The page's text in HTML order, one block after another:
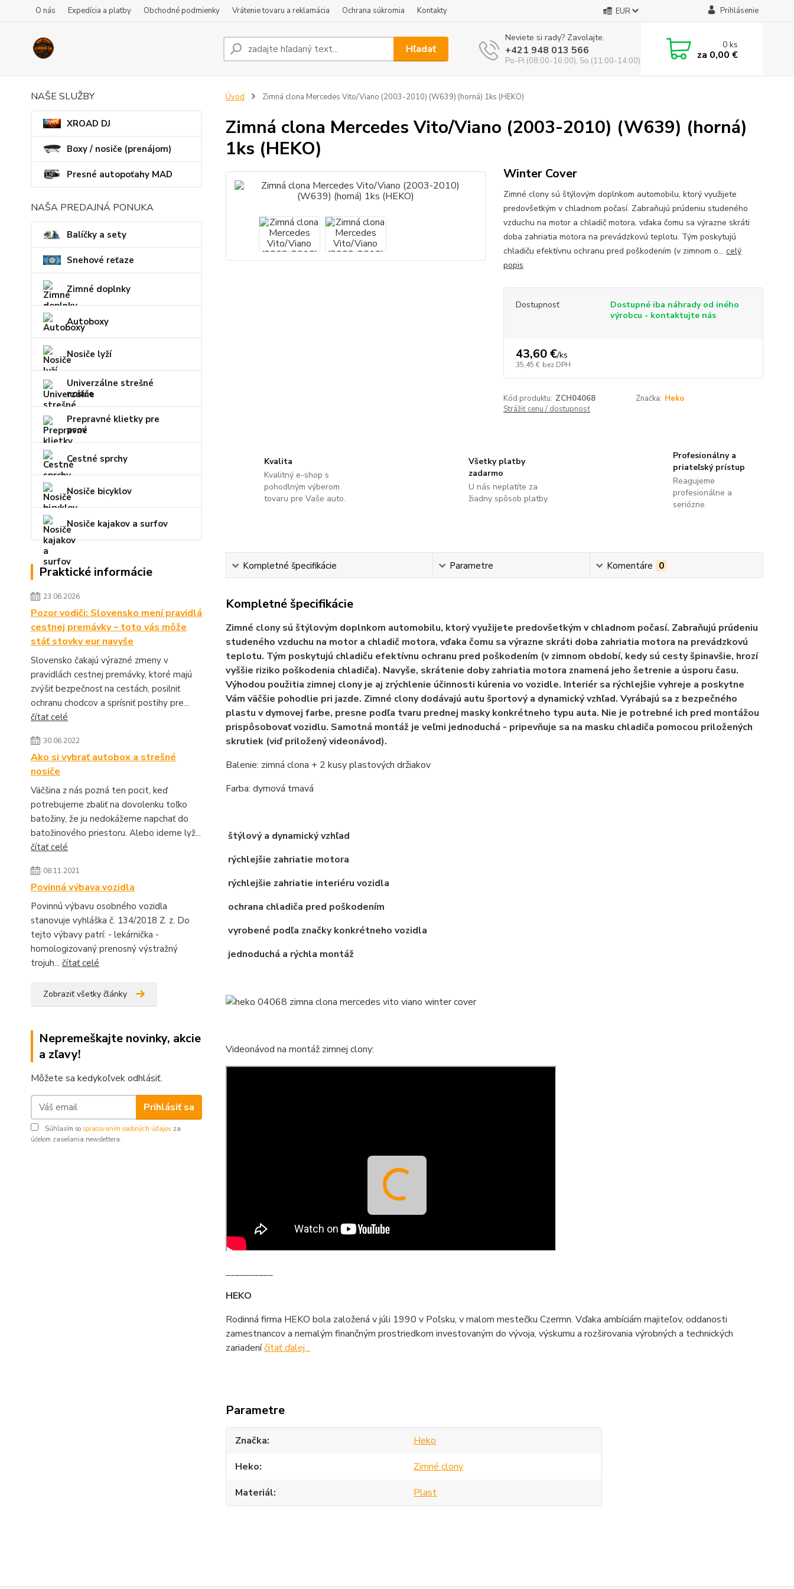
O nás Expedícia a platby Obchodné podmienky Vrátenie tovaru a reklamácia Ochrana súkromia Kontakty EUR Prihlásenie
Hľadať
Neviete si rady? Zavolajte.
+421 948 013 566
Po-Pi (08:00-16:00), So (11:00-14:00)
0ks
za 0,00 €
NAŠE SLUŽBY
XROAD DJ
Boxy / nosiče (prenájom)
Presné autopoťahy MAD
NAŠA PREDAJNÁ PONUKA
Balíčky a sety
Snehové reťaze
Zimné doplnky
Autoboxy
Nosiče lyží
Univerzálne strešné
nosiče
Prepravné klietky pre
psov
Cestné sprchy
Nosiče bicyklov
Nosiče kajakov a surfov
Praktické informácie
23.06.2026
Pozor vodiči: Slovensko mení pravidlá
cestnej premávky – toto vás môže
stáť stovky eur navyše
Slovensko čakajú výrazné zmeny v
pravidlách cestnej premávky, ktoré majú
zvýšiť bezpečnosť na cestách, posilniť
ochranu chodcov a sprísniť postihy pre...
čítať celé
30.06.2022
Ako si vybrať autobox a strešné
nosiče
Väčšina z nás pozná ten pocit, keď
potrebujeme zbaliť na dovolenku toľko
batožiny, že ju nedokážeme napchať do
batožinového priestoru. Alebo ideme lyž...
čítať celé
08.11.2021
Povinná výbava vozidla
Povinnú výbavu osobného vozidla
stanovuje vyhláška č. 134/2018 Z. z. Do
tejto výbavy patrí: - lekárnička -
homologizovaný prenosný výstražný
trojuh... čítať celé
Zobraziť všetky články
Nepremeškajte novinky, akcie
a zľavy!
Môžete sa kedykoľvek odhlásiť.
Prihlásiť sa
Súhlasím so spracovaním osobných údajov za
účelom zasielania newslettera.
Úvod Zimná clona Mercedes Vito/Viano (2003-2010) (W639) (horná) 1ks (HEKO)
Zimná clona Mercedes Vito/Viano (2003-2010) (W639) (horná)
1ks (HEKO)
Winter Cover
Zimné clony sú štýlovým doplnkom automobilu, ktorý využijete
predovšetkým v chladnom počasí. Zabraňujú prúdeniu studeného
vzduchu na motor a chladič motora, vďaka čomu sa výrazne skráti
doba zahriatia motora na prevádzkovú teplotu. Tým poskytujú
chladiču efektívnu ochranu pred poškodením (v zimnom o... celý
popis
Dostupnosť
Dostupné iba náhrady od iného
výrobcu - kontaktujte nás
43,60 €/ks
35,45 € bez DPH
Kód produktu: ZCH04068 Značka: Heko
Strážiť cenu / dostupnosť
Kvalita
Kvalitný e-shop s
pohodlným výberom
tovaru pre Vaše auto.
Všetky platby
zadarmo
U nás neplatíte za
žiadny spôsob platby.
Profesionálny a
priateľský prístup
Reagujeme
profesionálne a
seriózne.
Kompletné špecifikácie Parametre Komentáre 0
Kompletné špecifikácie
Zimné clony sú štýlovým doplnkom automobilu, ktorý využijete predovšetkým v chladnom počasí. Zabraňujú prúdeniu
studeného vzduchu na motor a chladič motora, vďaka čomu sa výrazne skráti doba zahriatia motora na prevádzkovú
teplotu. Tým poskytujú chladiču efektívnu ochranu pred poškodením (v zimnom období, kedy sú cesty špinavšie, hrozí
vyššie riziko poškodenia chladiča). Navyše, skrátenie doby zahriatia motora znamená jeho šetrenie a úsporu času.
Výhodou použitia zimnej clony je aj zrýchlenie účinnosti kúrenia vo vozidle. Interiér sa rýchlejšie vyhreje a poskytne
Vám väčšie pohodlie pri jazde. Zimné clony dodávajú autu športový a dynamický vzhľad. Vyrábajú sa z bezpečného
plastu v dymovej farbe, presne podľa tvaru prednej masky konkrétneho typu auta. Nie je potrebné ich pred montážou
prispôsobovať vozidlu. Samotná montáž je veľmi jednoduchá - pripevňuje sa na masku chladiča pomocou priložených
skrutiek (viď priložený videonávod).
Balenie: zimná clona + 2 kusy plastových držiakov
Farba: dymová tmavá
štýlový a dynamický vzhľad
rýchlejšie zahriatie motora
rýchlejšie zahriatie interiéru vozidla
ochrana chladiča pred poškodením
vyrobené podľa značky konkrétneho vozidla
jednoduchá a rýchla montáž
Videonávod na montáž zimnej clony:
__________
HEKO
Rodinná firma HEKO bola založená v júli 1990 v Poľsku, v malom mestečku Czermn. Vďaka ambíciám majiteľov, oddanosti
zamestnancov a nemalým finančným prostriedkom investovaným do vývoja, výskumu a rozširovania výrobných a technických
zariadeníčítať ďalej...
Parametre
Značka
Heko
Heko
Zimné clony
Materiál
Plast